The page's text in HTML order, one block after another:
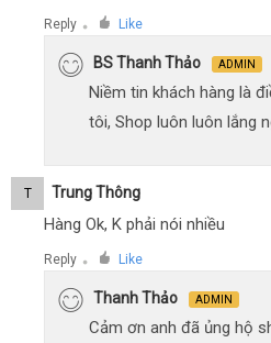
Reply ● Like
BS Thanh Thảo ADMIN
Niềm tin khách hàng là
tôi, Shop luôn luôn lắng
T Trung Thông
Hàng Ok, K phải nói nhiều
Reply ● Like
Thanh Thảo ADMIN
Cảm ơn anh đã ủng hộ